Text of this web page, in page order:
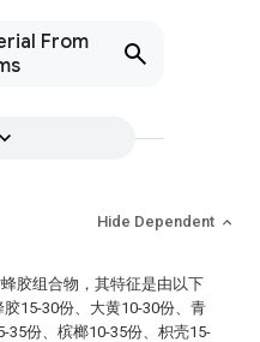
From
Hide Dependent
胶组合物，其特征是由以下
15-30份、大黄10-30份、青
35份、槟榔10-35份、枳壳15-